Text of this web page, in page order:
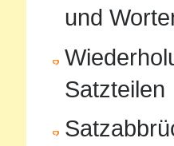
und
Satzteilen